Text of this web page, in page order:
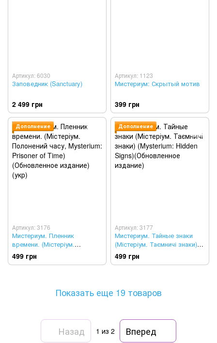
Артикул: 6030
Заповедник (Sanctuary)
2 499 грн
Артикул: 1123
Мистериум: Скрытый мотив
399 грн
Дополнение
Артикул: 3176
Мистериум. Пленник
времени. (Містеріум.
Полонений часу, Mysterium:
Prisoner of Time)
499 грн
Дополнение
Артикул: 3177
Мистериум. Тайные знаки
(Містеріум. Таємничі знаки)
(Mysterium: Hidden Signs)
(Обновленное издание)
499 грн
Показать еще 19 товаров
Назад 1 из 2 Вперед